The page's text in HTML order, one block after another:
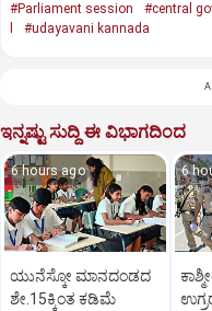
#Parliament session #central
#udayavani kannada
ಇನ್ನಷ್ಟು ಸುದ್ದಿ ಈ ವಿಭಾಗದಿಂದ
6 hours ago
ಯುನೆಸ್ಕೋ ಮಾನದಂಡದ
ಶೇ.15ಕ್ಕಿಂತ ಕಡಿಮೆ
6